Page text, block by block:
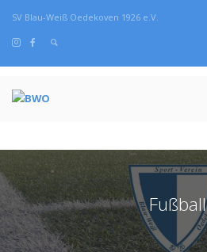
SV Blau-Weiß Oedekoven 1926 e.V.
Fußball